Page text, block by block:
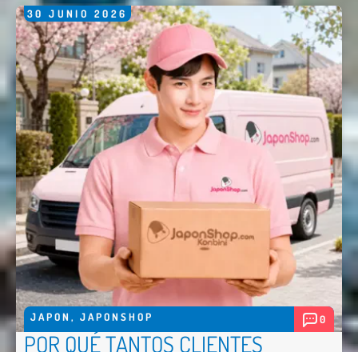
30 JUNIO 2026
JAPON , JAPONSHOP 0
POR QUÉ TANTOS CLIENTES